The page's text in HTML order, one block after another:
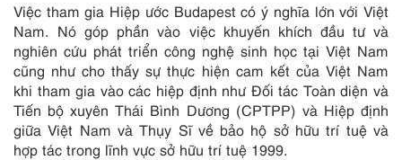
Việc tham gia Hiệp ước Budapest có ý nghĩa lớn với Việt
Nam. Nó góp phần vào việc khuyến khích đầu tư và
nghiên cứu phát triển công nghệ sinh học tại Việt Nam
cũng như cho thấy sự thực hiện cam kết của Việt Nam
khi tham gia vào các hiệp định như Đối tác Toàn diện và
Tiến bộ xuyên Thái Bình Dương (CPTPP) và Hiệp định
giữa Việt Nam và Thụy Sĩ về bảo hộ sở hữu trí tuệ và
hợp tác trong lĩnh vực sở hữu trí tuệ 1999.